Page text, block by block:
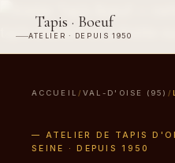
Tapis · Boeuf
ATELIER · DEPUIS 1950
ACCUEIL / VAL-D'OISE (95) /
— ATELIER DE TAPIS
SEINE · DEPUIS 1950